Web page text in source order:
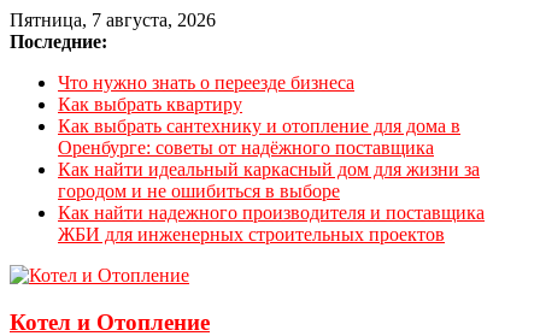
Пятница, 7 августа, 2026
Последние:
Что нужно знать о переезде бизнеса
Как выбрать квартиру
Как выбрать сантехнику и отопление для дома в
Оренбурге: советы от надёжного поставщика
Как найти идеальный каркасный дом для жизни за
городом и не ошибиться в выборе
Как найти надежного производителя и поставщика
ЖБИ для инженерных строительных проектов
Котел и Отопление